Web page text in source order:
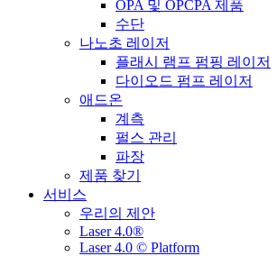
OPA 및 OPCPA 제품
수단
나노초 레이저
플래시 램프 펌핑 레이저
다이오드 펌프 레이저
애드온
계측
펄스 관리
파장
제품 찾기
서비스
우리의 제안
Laser 4.0®
Laser 4.0 © Platform